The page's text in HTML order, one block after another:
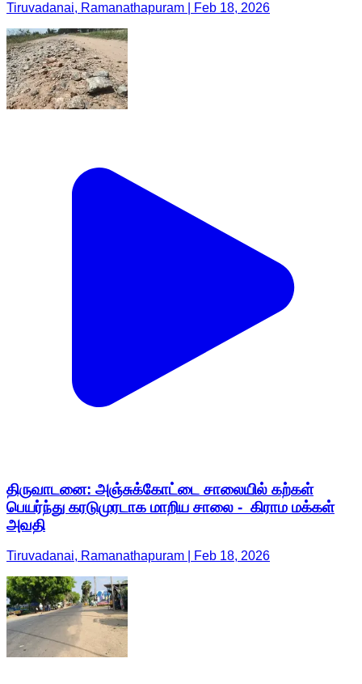
Tiruvadanai, Ramanathapuram | Feb 18, 2026
திருவாடனை: அஞ்சுக்கோட்டை சாலையில் கற்கள்
பெயர்ந்து கரடுமுரடாக மாறிய சாலை - கிராம மக்கள்
அவதி
Tiruvadanai, Ramanathapuram | Feb 18, 2026